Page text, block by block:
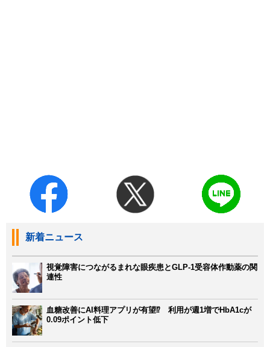
新着ニュース
視覚障害につながるまれな眼疾患とGLP-1受容体作動薬の関
連性
血糖改善にAI料理アプリが有望⁉ 利用が週1増でHbA1cが
0.09ポイント低下